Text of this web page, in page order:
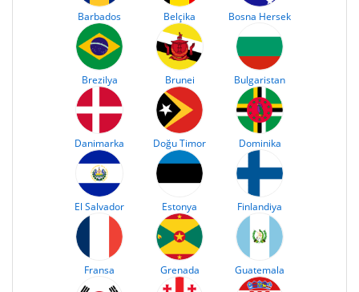
Barbados Belçika Bosna Hersek
Brezilya Brunei Bulgaristan
Danimarka Doğu Timor Dominika
El Salvador Estonya Finlandiya
Fransa Grenada Guatemala